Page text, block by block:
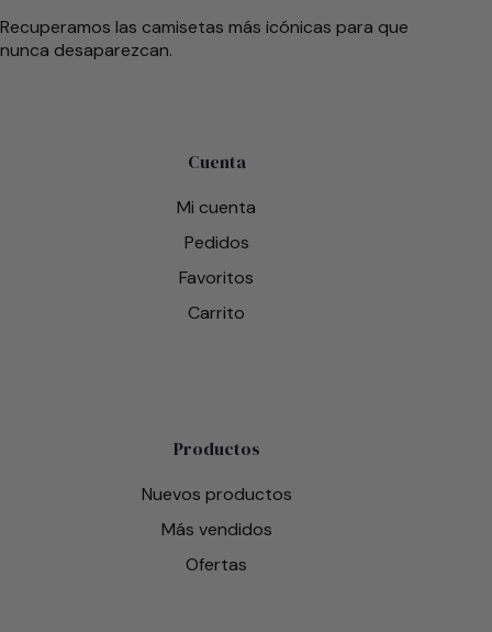
Recuperamos las camisetas más icónicas para que
nunca desaparezcan.
Cuenta
Mi cuenta
Pedidos
Favoritos
Carrito
Productos
Nuevos productos
Más vendidos
Ofertas